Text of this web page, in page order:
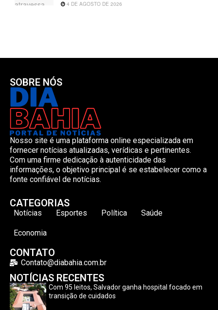
4 DE AGOSTO DE 2026
SOBRE NÓS
Nosso site é uma plataforma online especializada em
fornecer notícias atualizadas, verídicas e pertinentes.
Com uma firme dedicação à autenticidade das
informações, o objetivo principal é se estabelecer como a
fonte confiável de notícias.
CATEGORIAS
Notícias Esportes Política Saúde
Economia
CONTATO
Contato@diabahia.com.br
NOTÍCIAS RECENTES
Com 95 leitos, Salvador ganha hospital focado em
transição de cuidados